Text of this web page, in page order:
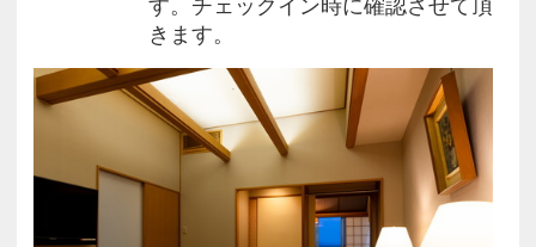
ご予約のお客様は、ご朝食を和洋バイキングまたは
朝食和膳「百万石の朝餉（あさげ）」のどちらかを
選択いただけます。チェックイン時に確認させて頂
す。チェックイン時に確認させて頂
きます。